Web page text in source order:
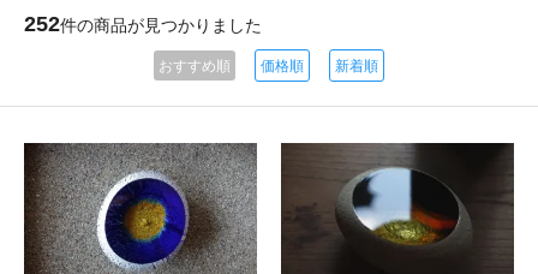
252件の商品が見つかりました
おすすめ順 価格順 新着順